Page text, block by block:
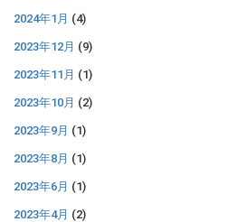
2024年1月 (4)
2023年12月 (9)
2023年11月 (1)
2023年10月 (2)
2023年9月 (1)
2023年8月 (1)
2023年6月 (1)
2023年4月 (2)